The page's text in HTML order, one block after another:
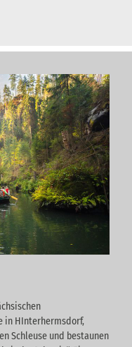
in HInterhermsdorf,
Schleuse und bestaunen